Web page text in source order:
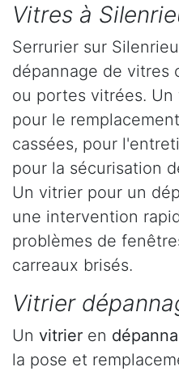
Vitres à
Serrurier sur
dépannage de vitres
ou portes vitrées. Un
pour le
cassées, pour
pour la sécurisation
Un vitrier pour un
une intervention
problèmes de
carreaux brisés.
Vitrier
Un vitrier en
la pose et